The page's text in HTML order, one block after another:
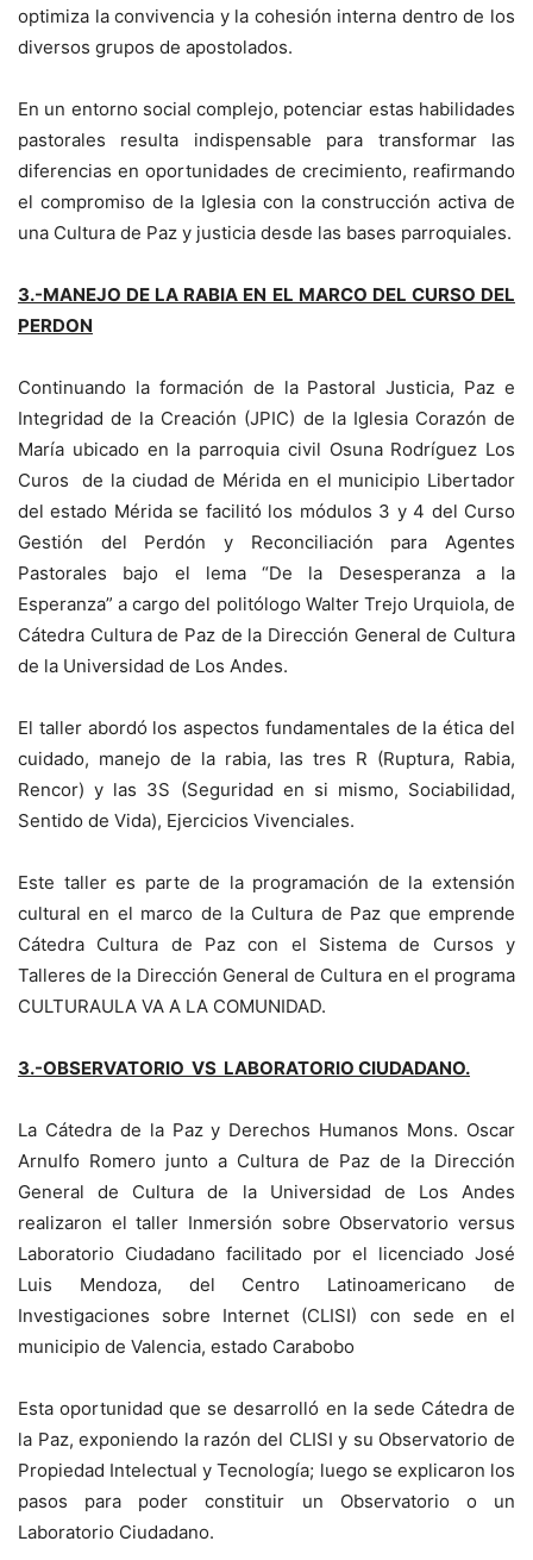
optimiza la convivencia y la cohesión interna dentro de los
diversos grupos de apostolados.
En un entorno social complejo, potenciar estas habilidades
pastorales resulta indispensable para transformar las
diferencias en oportunidades de crecimiento, reafirmando
el compromiso de la Iglesia con la construcción activa de
una Cultura de Paz y justicia desde las bases parroquiales.
3.-MANEJO DE LA RABIA EN EL MARCO DEL CURSO DEL
PERDON
Continuando la formación de la Pastoral Justicia, Paz e
Integridad de la Creación (JPIC) de la Iglesia Corazón de
María ubicado en la parroquia civil Osuna Rodríguez Los
Curos de la ciudad de Mérida en el municipio Libertador
del estado Mérida se facilitó los módulos 3 y 4 del Curso
Gestión del Perdón y Reconciliación para Agentes
Pastorales bajo el lema “De la Desesperanza a la
Esperanza” a cargo del politólogo Walter Trejo Urquiola, de
Cátedra Cultura de Paz de la Dirección General de Cultura
de la Universidad de Los Andes.
El taller abordó los aspectos fundamentales de la ética del
cuidado, manejo de la rabia, las tres R (Ruptura, Rabia,
Rencor) y las 3S (Seguridad en si mismo, Sociabilidad,
Sentido de Vida), Ejercicios Vivenciales.
Este taller es parte de la programación de la extensión
cultural en el marco de la Cultura de Paz que emprende
Cátedra Cultura de Paz con el Sistema de Cursos y
Talleres de la Dirección General de Cultura en el programa
CULTURAULA VA A LA COMUNIDAD.
3.-OBSERVATORIO VS LABORATORIO CIUDADANO.
La Cátedra de la Paz y Derechos Humanos Mons. Oscar
Arnulfo Romero junto a Cultura de Paz de la Dirección
General de Cultura de la Universidad de Los Andes
realizaron el taller Inmersión sobre Observatorio versus
Laboratorio Ciudadano facilitado por el licenciado José
Luis Mendoza, del Centro Latinoamericano de
Investigaciones sobre Internet (CLISI) con sede en el
municipio de Valencia, estado Carabobo
Esta oportunidad que se desarrolló en la sede Cátedra de
la Paz, exponiendo la razón del CLISI y su Observatorio de
Propiedad Intelectual y Tecnología; luego se explicaron los
pasos para poder constituir un Observatorio o un
Laboratorio Ciudadano.